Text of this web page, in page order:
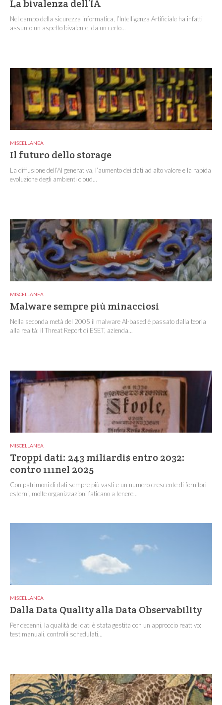
La bivalenza dell’IA
Nel campo della sicurezza informatica, l’Intelligenza Artificiale ha infatti
assunto un aspetto bivalente, da un certo...
MISCELLANEA
Il futuro dello storage
La diffusione dell’AI generativa, l’aumento dei dati ad alto valore e la rapida
evoluzione degli ambienti cloud...
MISCELLANEA
Malware sempre più minacciosi
Nella seconda metà del 2005 il malware AI-based è passato dalla teoria
alla realtà: il Threat Report di ESET, azienda...
MISCELLANEA
Troppi dati: 243 miliardi$ entro 2032:
contro 111nel 2025
Con patrimoni di dati sempre più vasti e un numero crescente di fornitori
esterni, molte organizzazioni faticano a tenere...
MISCELLANEA
Dalla Data Quality alla Data Observability
Per decenni, la qualità dei dati è stata gestita con un approccio reattivo:
test manuali, controlli schedulati...